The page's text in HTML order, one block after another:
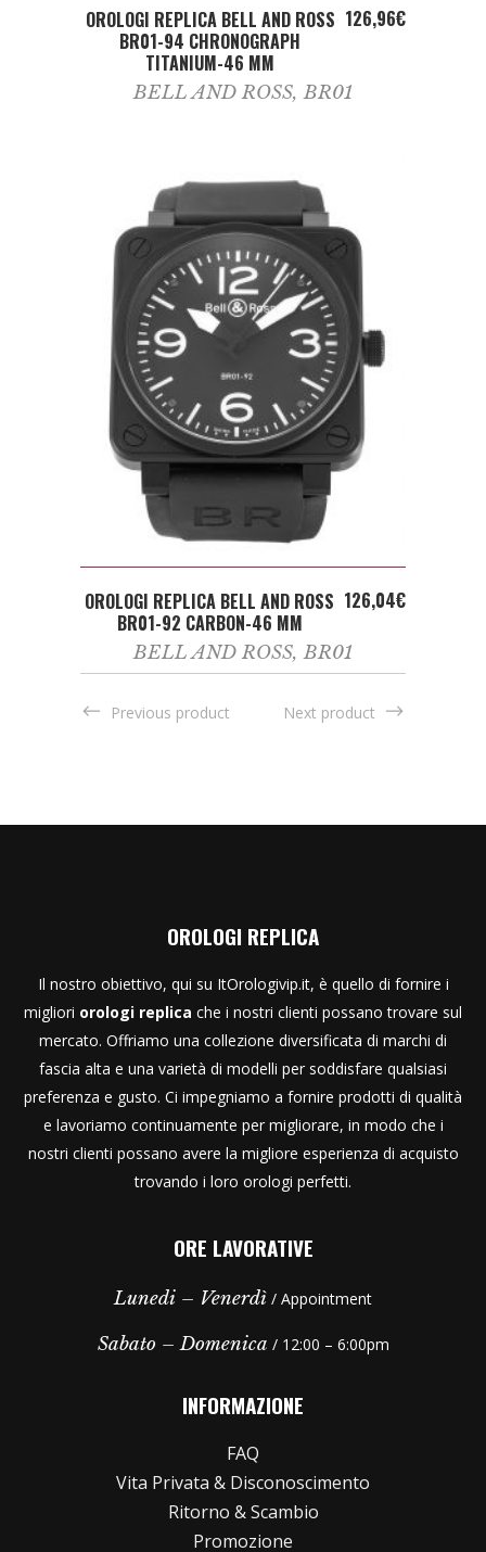
ADD TO CART
OROLOGI REPLICA BELL AND ROSS
BR01-94 CHRONOGRAPH
TITANIUM-46 MM
126,96€
BELL AND ROSS,BR01
ADD TO CART
OROLOGI REPLICA BELL AND ROSS
BR01-92 CARBON-46 MM
126,04€
BELL AND ROSS,BR01
Previous product Next product
OROLOGI REPLICA
Il nostro obiettivo, qui su ItOrologivip.it, è quello di fornire i
migliori orologi replica che i nostri clienti possano trovare sul
mercato. Offriamo una collezione diversificata di marchi di
fascia alta e una varietà di modelli per soddisfare qualsiasi
preferenza e gusto. Ci impegniamo a fornire prodotti di qualità
e lavoriamo continuamente per migliorare, in modo che i
nostri clienti possano avere la migliore esperienza di acquisto
trovando i loro orologi perfetti.
ORE LAVORATIVE
Lunedi – Venerdì / Appointment
Sabato – Domenica / 12:00 – 6:00pm
INFORMAZIONE
FAQ
Vita Privata & Disconoscimento
Ritorno & Scambio
Promozione